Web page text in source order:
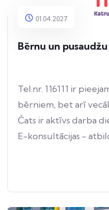
01.04.2027
Bērnu un
Tel.nr. 116111 ir
bērniem, bet arī
Čats ir aktīvs darba
E-konsultācijas -